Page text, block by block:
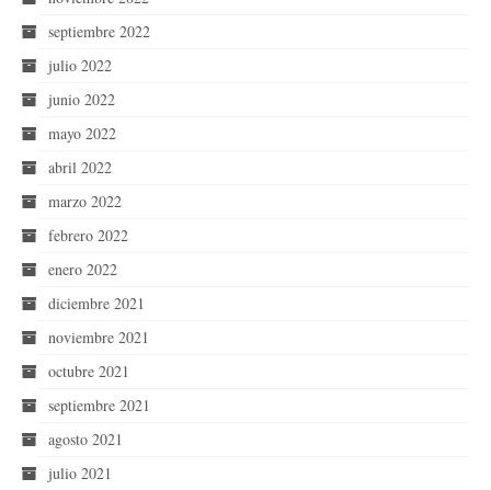
septiembre 2022
julio 2022
junio 2022
mayo 2022
abril 2022
marzo 2022
febrero 2022
enero 2022
diciembre 2021
noviembre 2021
octubre 2021
septiembre 2021
agosto 2021
julio 2021